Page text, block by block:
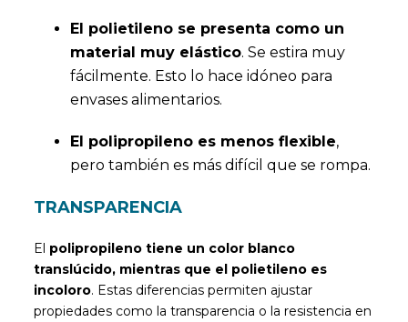
El polietileno se presenta como un
material muy elástico. Se estira muy
fácilmente. Esto lo hace idóneo para
envases alimentarios.
El polipropileno es menos flexible,
pero también es más difícil que se rompa.
TRANSPARENCIA
El polipropileno tiene un color blanco
translúcido, mientras que el polietileno es
incoloro. Estas diferencias permiten ajustar
propiedades como la transparencia o la resistencia en